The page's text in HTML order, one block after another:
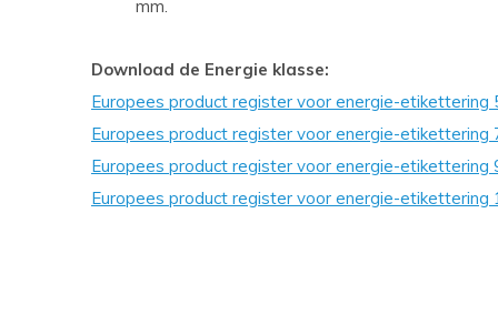
mm.
Download de Energie klasse:
Europees product register voor energie-etikettering
Europees product register voor energie-etikettering
Europees product register voor energie-etikettering
Europees product register voor energie-etikettering